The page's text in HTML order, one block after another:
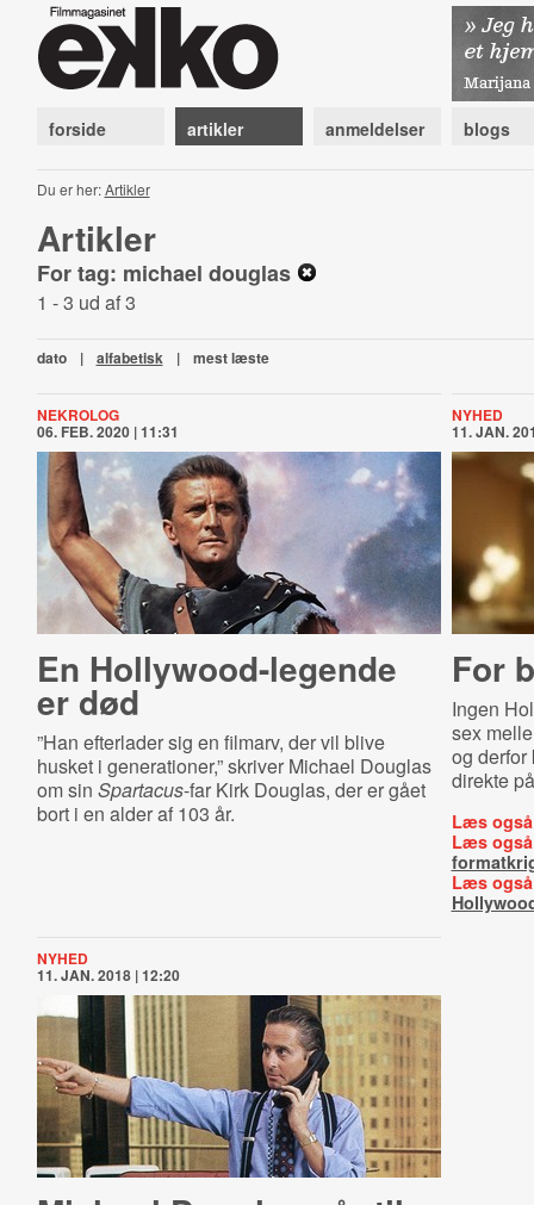
forside artikler anmeldelser blogs
Du er her:Artikler
Artikler
For tag: michael douglas
1 - 3 ud af 3
dato | alfabetisk | mest læste
NEKROLOG
06. FEB. 2020 | 11:31
En Hol­lywood-​le­gen­de
er død
”Han efterlader sig en filmarv, der vil blive
husket i generationer,” skriver Michael Douglas
om sin Spartacus-far Kirk Douglas, der er gået
bort i en alder af 103 år.
NYHED
11. JAN.
For
Ingen
sex
og derfor
direkte
Læs
Læs
Læs
NYHED
11. JAN. 2018 | 12:20